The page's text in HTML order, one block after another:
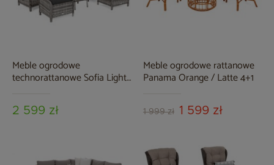
Meble ogrodowe
technorattanowe Sofia Light
2 599 zł
Meble ogrodowe rattanowe
Panama Orange / Latte 4+1
1 999 zł 1 599 zł